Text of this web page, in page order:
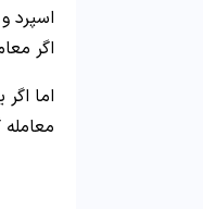
اسپرد
اگر
اما